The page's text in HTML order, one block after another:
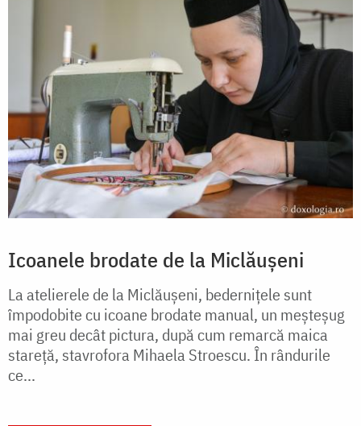
Icoanele brodate de la Miclăușeni
La atelierele de la Miclăușeni, bedernițele sunt
împodobite cu icoane brodate manual, un meșteșug
mai greu decât pictura, după cum remarcă maica
stareță, stavrofora Mihaela Stroescu. În rândurile
ce...